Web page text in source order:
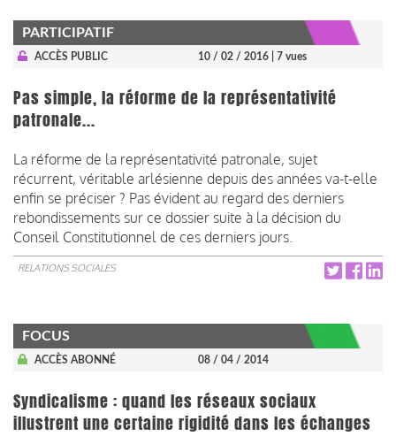
PARTICIPATIF
ACCÈS PUBLIC 10 / 02 / 2016 | 7 vues
Pas simple, la réforme de la représentativité
patronale...
La réforme de la représentativité patronale, sujet
récurrent, véritable arlésienne depuis des années va-t-elle
enfin se préciser ? Pas évident au regard des derniers
rebondissements sur ce dossier suite à la décision du
Conseil Constitutionnel de ces derniers jours.
RELATIONS SOCIALES
FOCUS
ACCÈS ABONNÉ 08 / 04 / 2014
Syndicalisme : quand les réseaux sociaux
illustrent une certaine rigidité dans les échanges